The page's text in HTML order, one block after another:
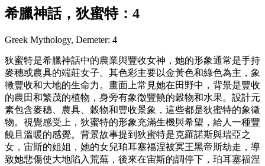
希臘神話，狄蜜特：4
Greek Mythology, Demeter: 4
狄蜜特是希臘神話中的農業與豐收女神，她的形象通常是手持
麥穗或農具的端莊女子。其色彩主要以金黃色和綠色為主，象
徵豐收和大地的生命力。畫面上常見她在田野中，背景是豐收
的農田和繁茂的植物，身旁有象徵豐饒的穀物和水果。設計元
素包含麥穗、農具、穀物和豐收景象，這些都是狄蜜特的象徵
物。視覺感受上，狄蜜特的形象充滿生機與希望，給人一種豐
饒且溫暖的感覺。背景故事提到狄蜜特是克羅諾斯與瑞亞之
女，宙斯的姐姐，她的女兒珀耳塞福涅被冥王黑帝斯劫走，導
致她悲傷使大地陷入荒蕪，後來在宙斯的調停下，珀耳塞福涅